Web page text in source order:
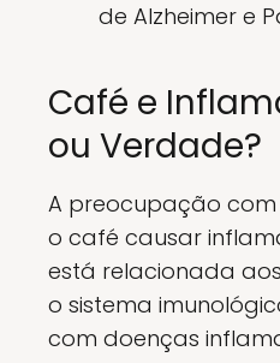
de Alzheimer e
Café e
ou Verdade?
A preocupação
o café causar
está relacionada
o sistema
com doenças